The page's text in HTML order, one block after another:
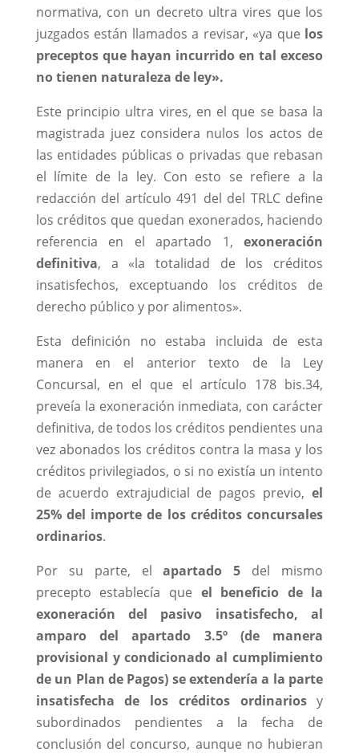
normativa, con un decreto ultra vires que los
juzgados están llamados a revisar, «ya que los
preceptos que hayan incurrido en tal exceso
no tienen naturaleza de ley».
Este principio ultra vires, en el que se basa la
magistrada juez considera nulos los actos de
las entidades públicas o privadas que rebasan
el límite de la ley. Con esto se refiere a la
redacción del artículo 491 del del TRLC define
los créditos que quedan exonerados, haciendo
referencia en el apartado 1,exoneración
definitiva, a «la totalidad de los créditos
insatisfechos, exceptuando los créditos de
derecho público y por alimentos».
Esta definición no estaba incluida de esta
manera en el anterior texto de la Ley
Concursal, en el que el artículo 178 bis.34,
preveía la exoneración inmediata, con carácter
definitiva, de todos los créditos pendientes una
vez abonados los créditos contra la masa y los
créditos privilegiados, o si no existía un intento
de acuerdo extrajudicial de pagos previo,el
25% del importe de los créditos concursales
ordinarios.
Por su parte, elapartado 5 del mismo
precepto establecía que el beneficio de la
exoneración del pasivo insatisfecho, al
amparo del apartado 3.5º (de manera
provisional y condicionado al cumplimiento
de un Plan de Pagos) se extendería a la parte
insatisfecha de los créditos ordinariosy
subordinados pendientes a la fecha de
conclusión del concurso, aunque no hubieran